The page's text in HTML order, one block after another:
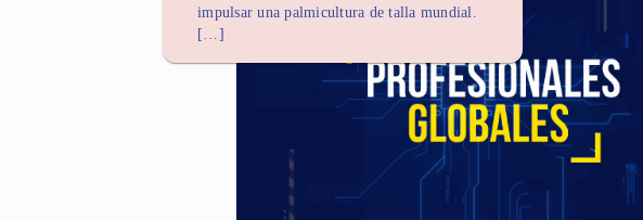
impulsar una palmicultura de talla mundial.
[…]